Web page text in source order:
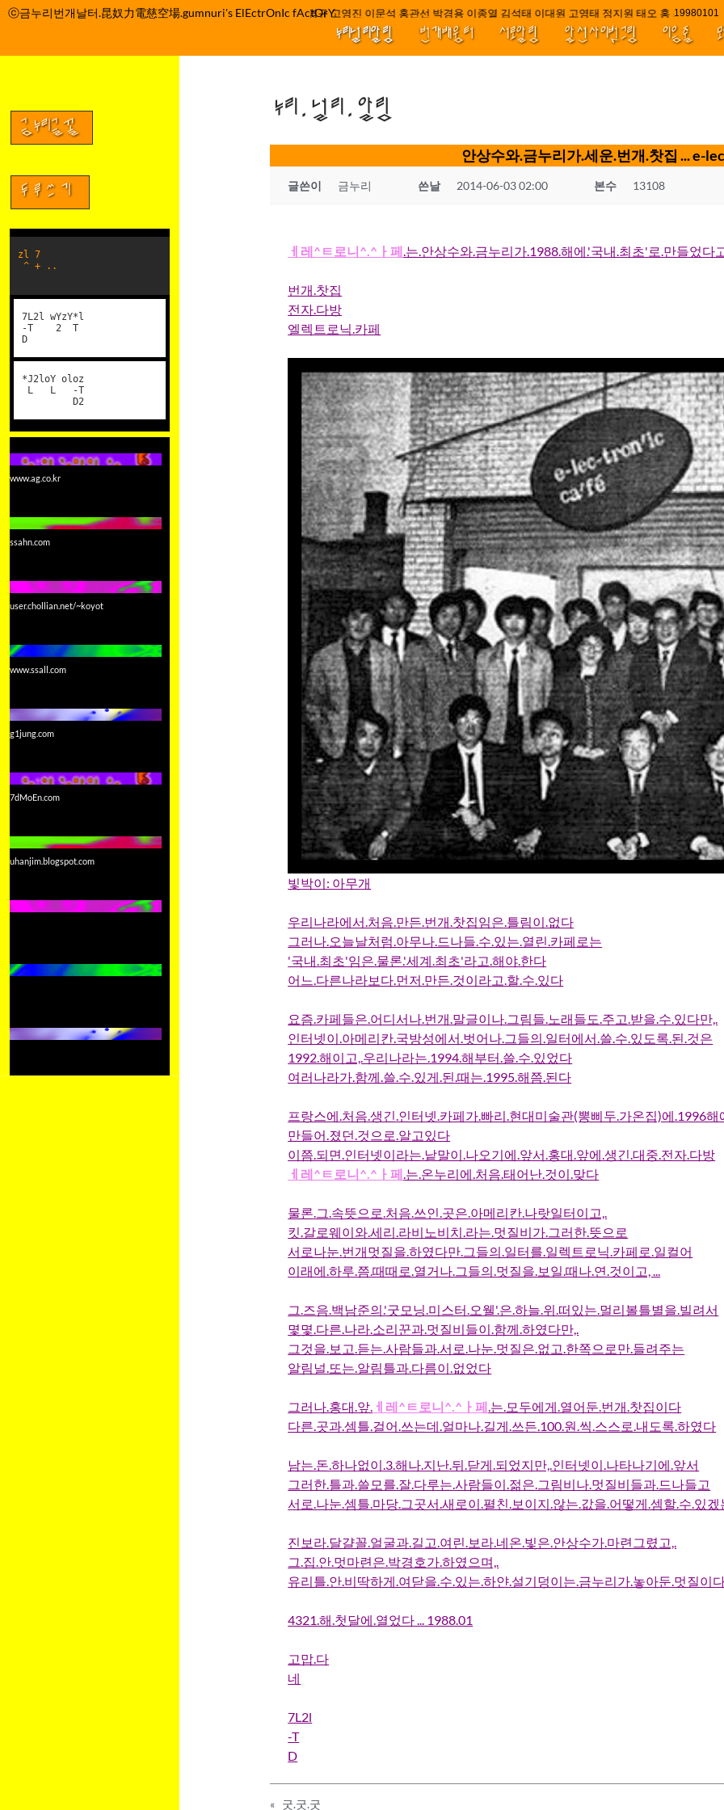
컨
기
ⓒ금누리번개날터.昆奴力電慈空場.gumnuri's ElEctrOnIc fActOrY박정관 조명규 고영진 이문석 홍관선 박경용 이종열 김석태 이대원 고영태 정지원 태오 홍 최윤호
////
누리널리알림 번개배움터 서로알림 앞선사이벗그림 이음줄
누리.널리.알림
안상수와.금누리가.세운.번개.찻집 ... e-
글쓴이 금누리 쓴날 2014-06-03 02:00 본수 13108
ㅔ레^ㅌ로니^.^ㅏ페.는.안상수와.금누리가.1988.해에.'국내.최초'로.만들었다
번개.찻집
전자.다방
엘렉트로닉.카페
빛박이: 아무개
우리나라에서.처음.만든.번개.찻집임은.틀림이.없다
그러나.오늘날처럼.아무나.드나들.수.있는.열린.카페로는
'국내.최초'임은.물론.'세계.최초'라고.해야.한다
어느.다른나라보다.먼저.만든.것이라고.할.수.있다
요즘.카페들은.어디서나.번개.말글이나.그림들.노래들도.주고.받을.수.있다만,.
인터넷이.아메리칸.국방성에서.벗어나.그들의.일터에서.쓸.수.있도록.된.것은
1992.해이고,.우리나라는.1994.해부터.쓸.수.있었다
여러나라가.함께.쓸.수.있게.된.때는.1995.해쯤.된다
프랑스에.처음.생긴.인터넷.카페가.빠리.현대미술관(뽕삐두.가온집)에.1996해
만들어.졌던.것으로.알고있다
이쯤.되면.인터넷이라는.낱말이.나오기에.앞서.홍대.앞에.생긴.대중.전자.다방
ㅔ레^ㅌ로니^.^ㅏ페.는.온누리에.처음.태어난.것이.맞다
물론.그.속뜻으로.처음.쓰인.곳은.아메리칸.나랏일터이고,.
킷.갈로웨이와.세리.라비노비치.라는.멋질비가.그러한.뜻으로
서로나눈.번개멋질을.하였다만.그들의.일터를.일렉트로닉.카페로.일컬어
이래에.하루.쯤.때때로.열거나.그들의.멋질을.보일.때나.연.것이고, ...
그.즈음.백남준의.'굿모닝.미스터.오웰'.은.하늘.위.떠있는.멀리볼틀별을.빌려서
몇몇.다른.나라.소리꾼과.멋질비들이.함께.하였다만,.
그것을.보고.듣는.사람들과.서로.나눈.멋질은.없고.한쪽으로만.들려주는
알림널.또는.알림틀과.다름이.없었다
그러나.홍대.앞. ㅔ레^ㅌ로니^.^ㅏ페.는.모두에게.열어둔.번개.찻집이다
다른.곳과.셈틀.걸어.쓰는데.얼마나.길게.쓰든.100.원.씩.스스로.내도록.하였다
남는.돈.하나없이.3.해나.지난.뒤.닫게.되었지만,.인터넷이.나타나기에.앞서
그러한.틀과.쓸모를.잘.다루는.사람들이.젊은.그림비나.멋질비들과.드나들고
서로.나눈.셈틀.마당.그곳서.새로이.펼친.보이지.않는.값을.어떻게.셈할.수.있겠
진보라.달걀꼴.얼굴과.길고.여린.보라.네온.빛은.안상수가.마련그렸고,.
그.집.안.멋마련은.박경호가.하였으며,.
유리틀.안.비딱하게.여닫을.수.있는.하얀.설기덩이는.금누리가.놓아둔.멋질이
4321.해.첫달에.열었다 ... 1988.01
고맙.다
네
7L2l
-T
D
« 굿.굿.굿
금누리글꼴
두루쓰기
zl 7
^ + ..
7L2l wYzY*l
-T 2 T
D
*J2loY oloz
L L -T
D2
www.ag.co.kr
ssahn.com
user.chollian.net/~koyot
www.ssall.com
g1jung.com
7dMoEn.com
uhanjim.blogspot.com